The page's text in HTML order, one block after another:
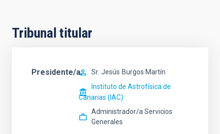
Tribunal titular
Presidente/a Sr. Jesús Burgos Martín
Instituto de Astrofísica de
Canarias (IAC)
Administrador/a Servicios
Generales